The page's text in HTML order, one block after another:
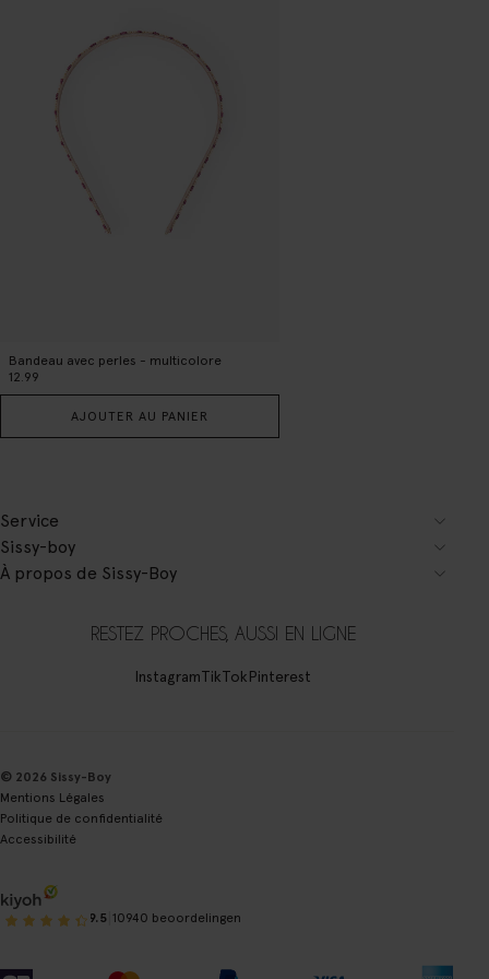
Bandeau avec perles - multicolore
12.99
AJOUTER AU PANIER
Service
Sissy-boy
À propos de Sissy-Boy
RESTEZ PROCHES, AUSSI EN LIGNE
InstagramTikTokPinterest
© 2026 Sissy-Boy
Mentions Légales
Politique de confidentialité
Accessibilité
9.5 10940 beoordelingen